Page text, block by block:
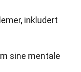
inkludert
sine mentale